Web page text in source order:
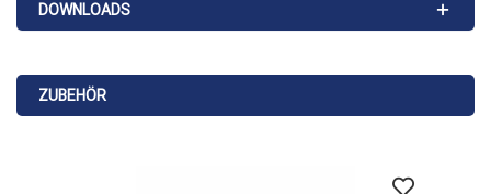
DOWNLOADS
ZUBEHÖR